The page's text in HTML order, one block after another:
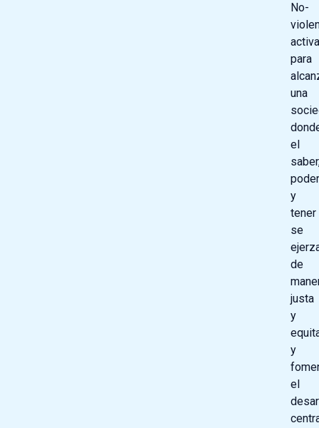
No-
activa
para
una
el
poder
y
tener
se
de
justa
y
y
el